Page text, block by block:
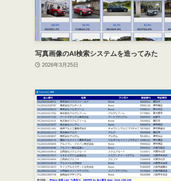
写真画像のAI検索システムを造ってみた
2026年3月25日